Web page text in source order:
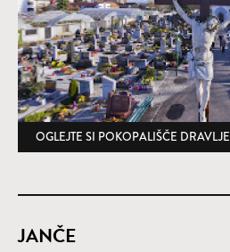
OGLEJTE SI POKOPALIŠČE DRAVLJE
JANČE